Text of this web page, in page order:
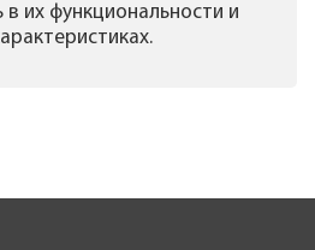
их функциональности и